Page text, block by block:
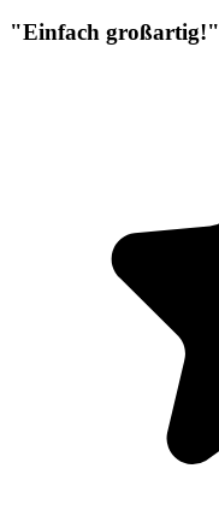
"Einfach großartig!"